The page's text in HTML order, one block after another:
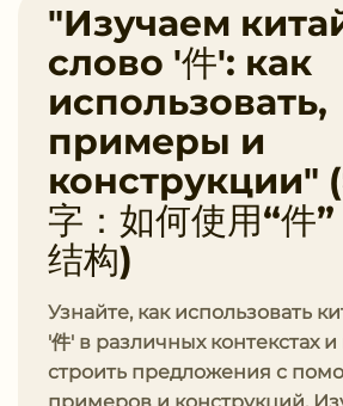
"Изучаем
слово '件': как
использовать,
примеры и
конструкции" (
字：如何使用“件
结构)
Узнайте, как использовать
'件' в различных контекстах
строить предложения с